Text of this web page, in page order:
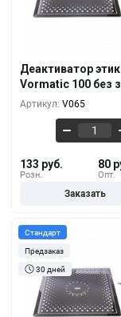
Деактиватор
Vormatic 100 без
Артикул: V065
Розн.
133 руб.
Опт.
80
Кол-во
5+
Стандарт
Предзаказ
30 дней
Кол-во